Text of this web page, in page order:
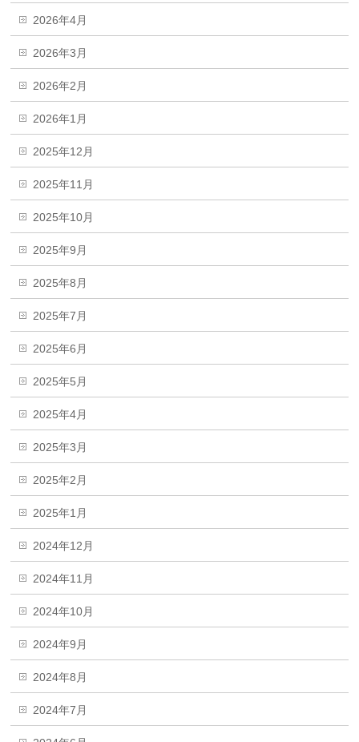
2026年4月
2026年3月
2026年2月
2026年1月
2025年12月
2025年11月
2025年10月
2025年9月
2025年8月
2025年7月
2025年6月
2025年5月
2025年4月
2025年3月
2025年2月
2025年1月
2024年12月
2024年11月
2024年10月
2024年9月
2024年8月
2024年7月